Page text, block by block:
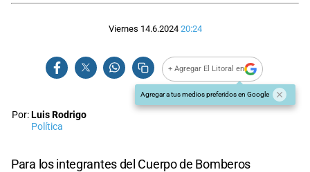
Viernes 14.6.2024 20:24
+ Agregar El Litoral en
Agregar a tus medios preferidos en Google
Por:Luis Rodrigo
Política
Para los integrantes del Cuerpo de Bomberos